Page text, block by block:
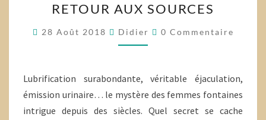
AUX
SOURCES
RETOUR AUX SOURCES
28 Août 2018 Didier Commentaires
0 Commentaire
Lubrification surabondante, véritable éjaculation,
émission urinaire… le mystère des femmes fontaines
intrigue depuis des siècles. Quel secret se cache